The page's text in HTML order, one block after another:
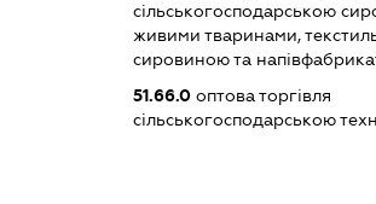
сільськогосподарською
живими тваринами,
сировиною та
51.66.0оптова торгівля
сільськогосподарською